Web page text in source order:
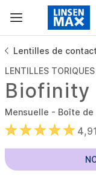
Lentilles de
LENTILLES TORIQUES
Biofinity
Mensuelle - Boîte de